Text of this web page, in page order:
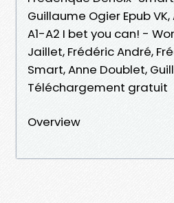
Guillaume Ogier Epub
A1-A2 I bet you can! -
Jaillet, Frédéric André,
Smart, Anne Doublet,
Téléchargement gratuit
Overview